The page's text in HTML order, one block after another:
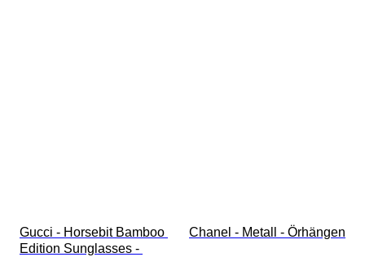
Gucci - Horsebit Bamboo
Edition Sunglasses -
Chanel - Metall - Örhängen